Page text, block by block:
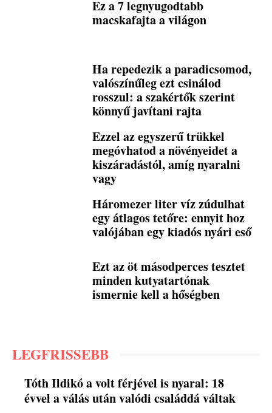
Ez a 7 legnyugodtabb
macskafajta a világon
Ha repedezik a paradicsomod,
valószínűleg ezt csinálod
rosszul: a szakértők szerint
könnyű javítani rajta
Ezzel az egyszerű trükkel
megóvhatod a növényeidet a
kiszáradástól, amíg nyaralni
vagy
Háromezer liter víz zúdulhat
egy átlagos tetőre: ennyit hoz
valójában egy kiadós nyári eső
Ezt az öt másodperces tesztet
minden kutyatartónak
ismernie kell a hőségben
LEGFRISSEBB
Tóth Ildikó a volt férjével is nyaral: 18
évvel a válás után valódi családdá váltak